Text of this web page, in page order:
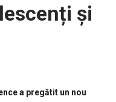
și
a pregătit un nou